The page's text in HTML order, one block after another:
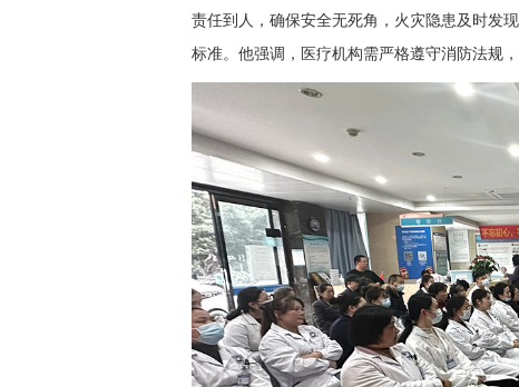
责任到人，确保安全无死角，火灾隐患及时发
标准。他强调，医疗机构需严格遵守消防法规，